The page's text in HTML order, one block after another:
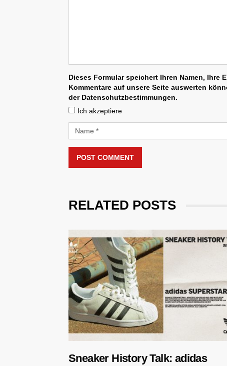
Dieses Formular speichert Ihren Namen, Ihre
Kommentare auf unsere Seite auswerten
der Datenschutzbestimmungen.
Ich akzeptiere
POST COMMENT
RELATED POSTS
Sneaker History Talk: adidas